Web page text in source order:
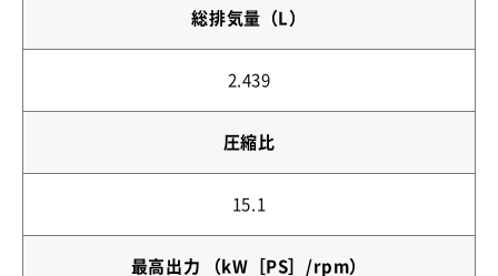
総排気量（L）
2.439
圧縮比
15.1
最高出力 （kW［PS］/rpm）